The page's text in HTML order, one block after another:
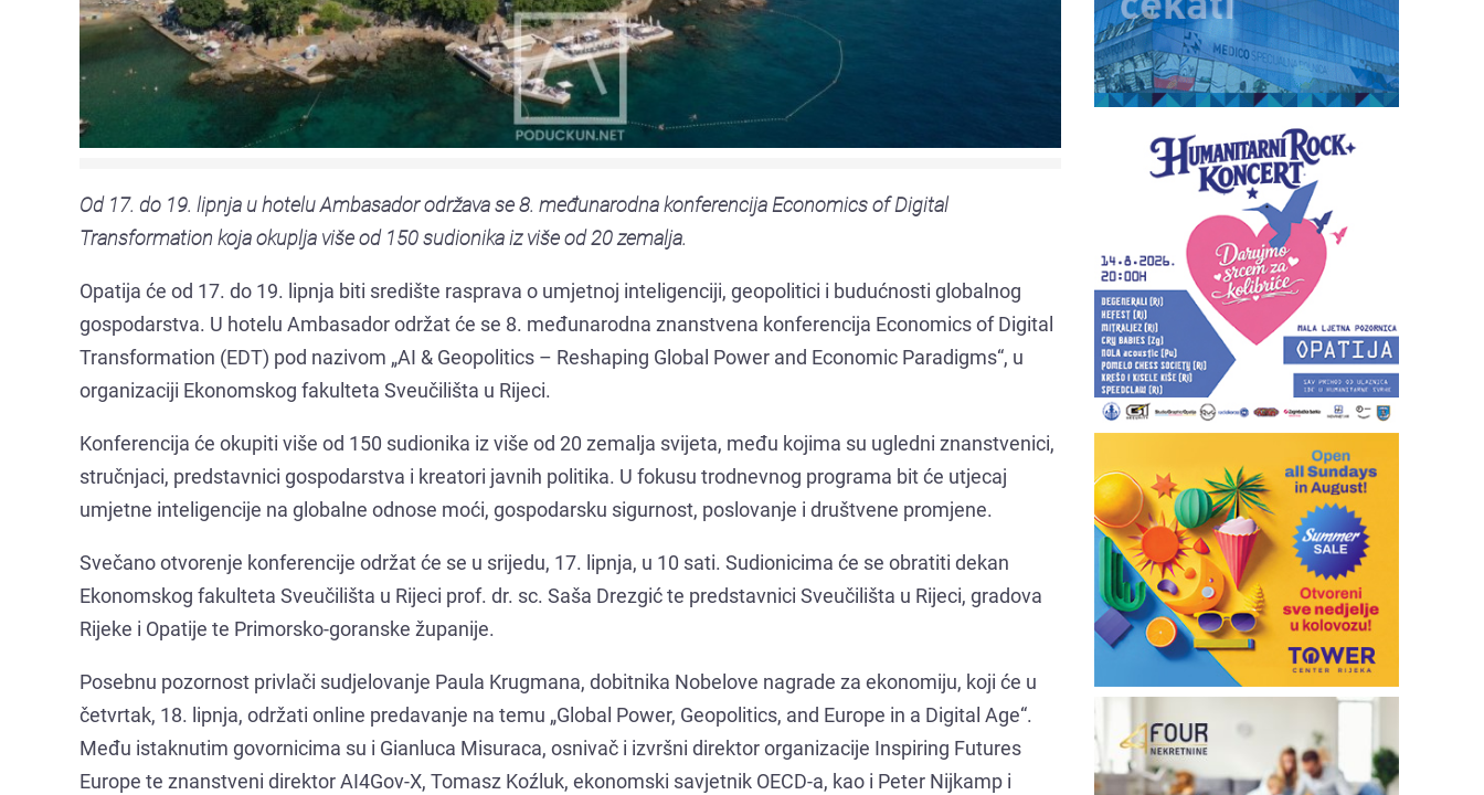
Od 17. do 19. lipnja u hotelu Ambasador održava se 8. međunarodna konferencija Economics of Digital
Transformation koja okuplja više od 150 sudionika iz više od 20 zemalja.
Opatija će od 17. do 19. lipnja biti središte rasprava o umjetnoj inteligenciji, geopolitici i budućnosti globalnog
gospodarstva. U hotelu Ambasador održat će se 8. međunarodna znanstvena konferencija Economics of Digital
Transformation (EDT) pod nazivom „AI & Geopolitics – Reshaping Global Power and Economic Paradigms“, u
organizaciji Ekonomskog fakulteta Sveučilišta u Rijeci.
Konferencija će okupiti više od 150 sudionika iz više od 20 zemalja svijeta, među kojima su ugledni znanstvenici,
stručnjaci, predstavnici gospodarstva i kreatori javnih politika. U fokusu trodnevnog programa bit će utjecaj
umjetne inteligencije na globalne odnose moći, gospodarsku sigurnost, poslovanje i društvene promjene.
Svečano otvorenje konferencije održat će se u srijedu, 17. lipnja, u 10 sati. Sudionicima će se obratiti dekan
Ekonomskog fakulteta Sveučilišta u Rijeci prof. dr. sc. Saša Drezgić te predstavnici Sveučilišta u Rijeci, gradova
Rijeke i Opatije te Primorsko-goranske županije.
Posebnu pozornost privlači sudjelovanje Paula Krugmana, dobitnika Nobelove nagrade za ekonomiju, koji će u
četvrtak, 18. lipnja, održati online predavanje na temu „Global Power, Geopolitics, and Europe in a Digital Age“.
Među istaknutim govornicima su i Gianluca Misuraca, osnivač i izvršni direktor organizacije Inspiring Futures
Europe te znanstveni direktor AI4Gov-X, Tomasz Koźluk, ekonomski savjetnik OECD-a, kao i Peter Nijkamp i